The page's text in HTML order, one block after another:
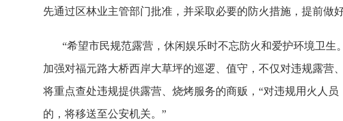
先通过区林业主管部门批准，并采取必要的防火措施，提前做好
“希望市民规范露营，休闲娱乐时不忘防火和爱护环境卫生
加强对福元路大桥西岸大草坪的巡逻、值守，不仅对违规露营
将重点查处违规提供露营、烧烤服务的商贩，“对违规用火人
的，将移送至公安机关。”